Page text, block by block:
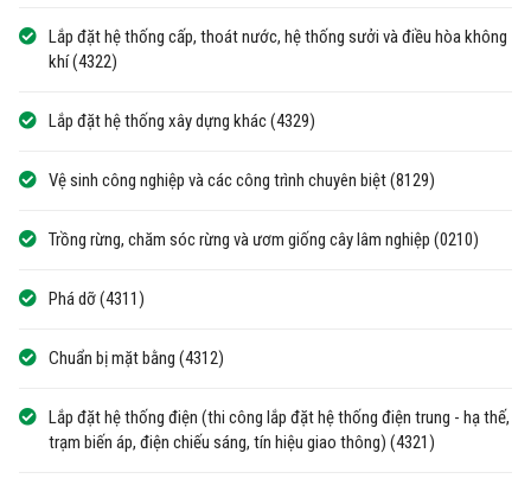
Lắp đặt hệ thống cấp, thoát nước, hệ thống sưởi và điều hòa không
khí (4322)
Lắp đặt hệ thống xây dựng khác (4329)
Vệ sinh công nghiệp và các công trình chuyên biệt (8129)
Trồng rừng, chăm sóc rừng và ươm giống cây lâm nghiệp (0210)
Phá dỡ (4311)
Chuẩn bị mặt bằng (4312)
Lắp đặt hệ thống điện (thi công lắp đặt hệ thống điện trung - hạ thế,
trạm biến áp, điện chiếu sáng, tín hiệu giao thông) (4321)